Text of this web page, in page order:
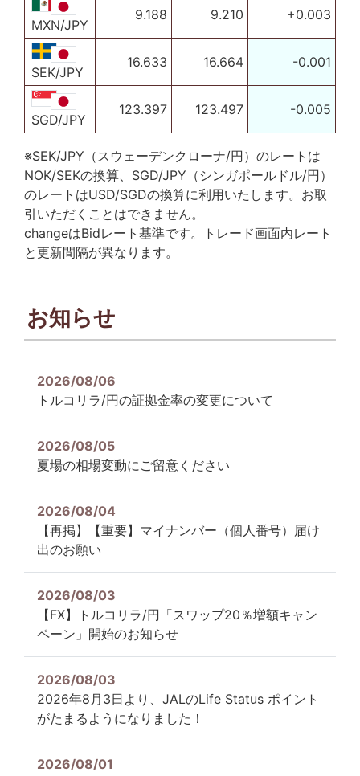
MXN/JPY
9.188 9.210 +0.003
SEK/JPY
16.633 16.664 -0.001
SGD/JPY
123.397 123.497 -0.005
※SEK/JPY（スウェーデンクローナ/円）のレートは
NOK/SEKの換算、SGD/JPY（シンガポールドル/円）
のレートはUSD/SGDの換算に利用いたします。お取
引いただくことはできません。
changeはBidレート基準です。トレード画面内レート
と更新間隔が異なります。
お知らせ
2026/08/06
トルコリラ/円の証拠金率の変更について
2026/08/05
夏場の相場変動にご留意ください
2026/08/04
【再掲】【重要】マイナンバー（個人番号）届け
出のお願い
2026/08/03
【FX】トルコリラ/円「スワップ20％増額キャン
ペーン」開始のお知らせ
2026/08/03
2026年8月3日より、JALのLife Status ポイント
がたまるようになりました！
2026/08/01